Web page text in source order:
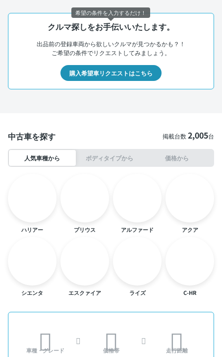
クルマ探しをお手伝いいたします。
出品前の登録車両から欲しいクルマが見つかるかも？！
ご希望の条件でリクエストしてみましょう。
購入希望車リクエストはこちら
中古車を探す 掲載台数2,005台
人気車種から ボディタイプから 価格から
ハリアー プリウス アルファード アクア
シエンタ エスクァイア ライズ C-HR
車種・グレード 価格帯 走行距離
希望の条件を入力するだけ！